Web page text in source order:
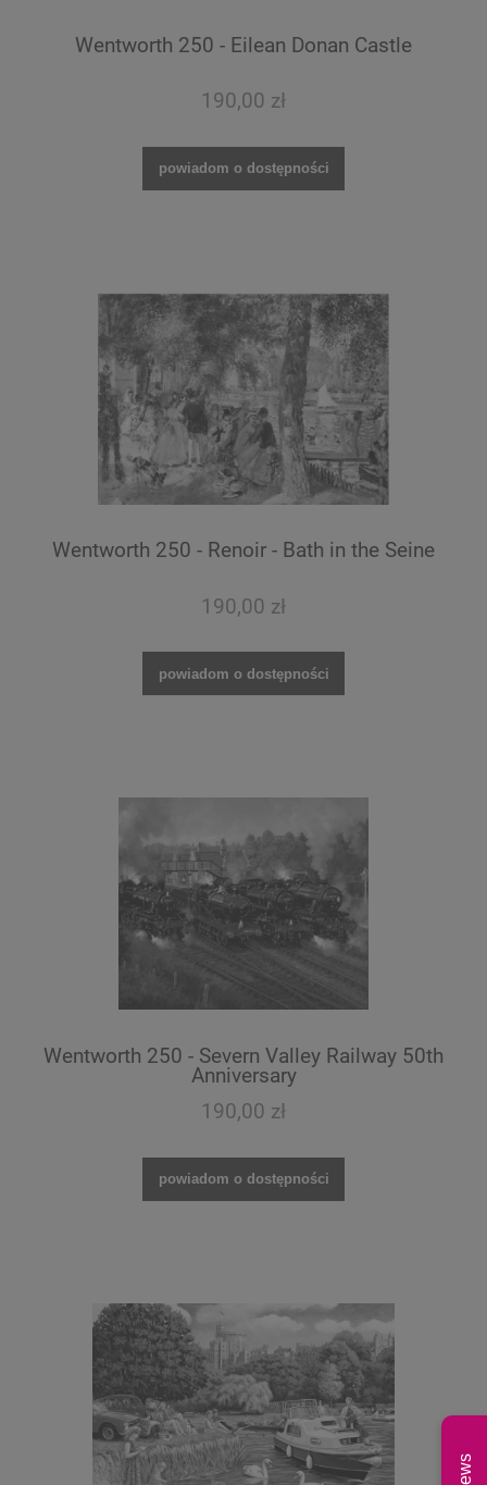
Wentworth 250 - Eilean Donan Castle
190,00 zł
powiadom o dostępności
Wentworth 250 - Renoir - Bath in the Seine
190,00 zł
powiadom o dostępności
Wentworth 250 - Severn Valley Railway 50th
Anniversary
190,00 zł
powiadom o dostępności
News